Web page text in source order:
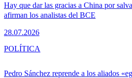
Hay que dar las gracias a China por
afirman los analistas del BCE
28.07.2026
Pedro Sánchez reprende a los aliados
POLÍTICA